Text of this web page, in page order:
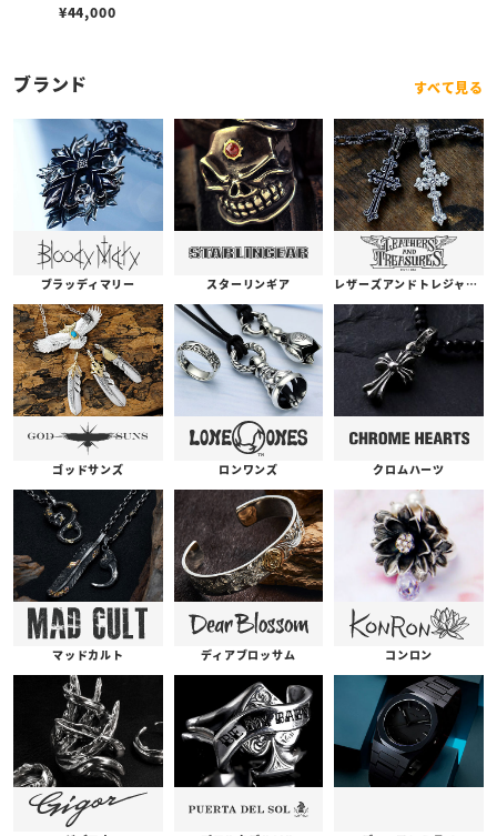
¥44,000
ブランド すべて見る
ブラッディマリー スターリンギア レザーズアンドトレジャーズ
ゴッドサンズ ロンワンズ クロムハーツ
マッドカルト ディアブロッサム コンロン